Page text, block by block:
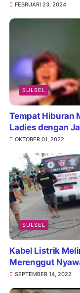
FEBRUARI 23, 2024
SULSEL
Tempat Hiburan
Ladies dengan
OKTOBER 01, 2022
SULSEL
Kabel Listrik
Merenggut
SEPTEMBER 14, 2022